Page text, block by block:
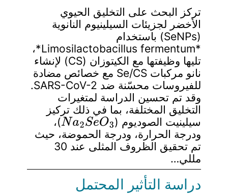
تركز البحث على التخليق الحيوي
الأخضر لجزيئات السيلينيوم النانوية
(SeNPs) باستخدام
*Limosilactobacillus fermentum*،
تليها وظيفتها مع الكيتوزان (CS) لإنشاء
نانو مركبات Se/CS مع خصائص مضادة
للفيروسات محسّنة ضد SARS-CoV-2.
وقد تم تحسين الدراسة لمتغيرات
التخليق المختلفة، بما في ذلك تركيز
سيلينيت الصوديوم (
Na2SeO3
)،
ودرجة الحرارة، ودرجة الحموضة، حيث
تم تحقيق الظروف المثلى عند 30
مللي…
دراسة التأثير المحتمل